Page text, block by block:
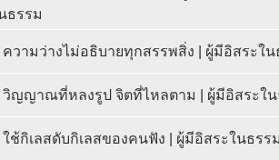
ธรรม
ความว่างไม่อธิบายทุกสรรพสิ่ง | ผู้มีอิสระใ
วิญญาณที่หลงรูป จิตที่ไหลตาม | ผู้มีอิสระใ
ใช้กิเลสดับกิเลสของคนฟัง | ผู้มีอิสระในธรร